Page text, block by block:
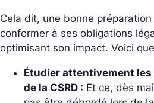
Cela dit, une bonne
conformer à ses obligations
optimisant son impact. Voici
Étudier attentivement
de la CSRD : Et ce, dès